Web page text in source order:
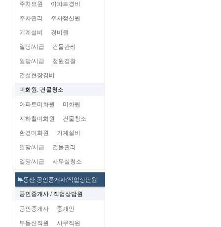
주차요원 아파트경비
주차관리 주차정산원
기계설비 경비원
일당/시급 건물관리
일당/시급 청원경찰
건설현장경비
미화원. 건물청소
아파트미화원 미화원
지하철미화원 건물청소
환경미화원 기계설비
일당/시급 건물관리
일당/시급 사무실청소
부동산 공인중개사/직업상담원
공인중개사 / 직업상담원
공인중개사 중개인
부동산직원 사무직원